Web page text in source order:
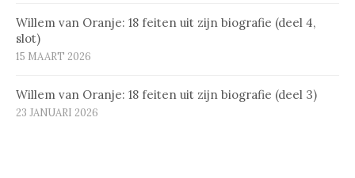
Willem van Oranje: 18 feiten uit zijn biografie (deel 4,
slot)
15 MAART 2026
Willem van Oranje: 18 feiten uit zijn biografie (deel 3)
23 JANUARI 2026